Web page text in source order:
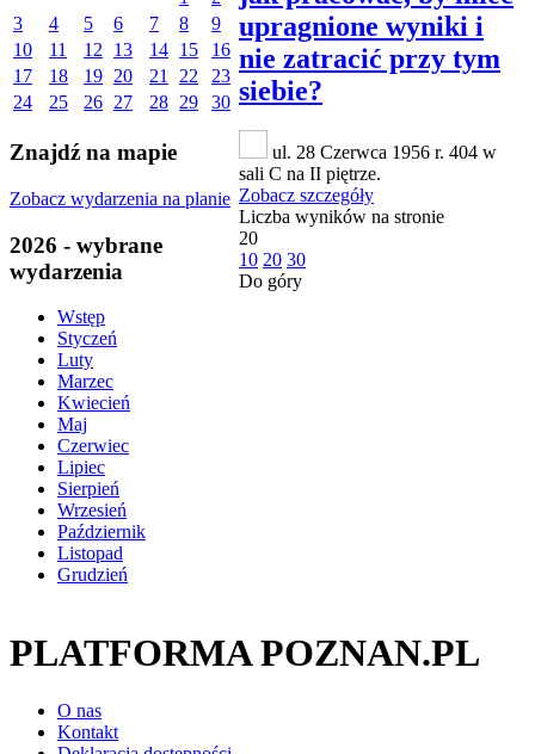
3
4 5 6 7 8
9
10
11 12 13 14 15
16
17
18 19 20 21 22
23
24
25 26 27 28 29 30
Znajdź na mapie
Zobacz wydarzenia na planie
2026 - wybrane
wydarzenia
Wstęp
Styczeń
Luty
Marzec
Kwiecień
Maj
Czerwiec
Lipiec
Sierpień
Wrzesień
Październik
Listopad
Grudzień
upragnione wyniki i
nie zatracić przy tym
siebie?
ul. 28 Czerwca 1956 r. 404 w
sali C na II piętrze.
Zobacz szczegóły
Liczba wyników na stronie
20
10 20 30
Do góry
PLATFORMA POZNAN.PL
O nas
Kontakt